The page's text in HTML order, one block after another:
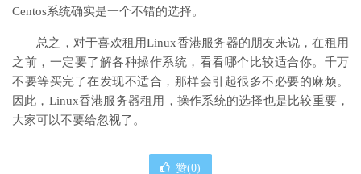
Centos系统确实是一个不错的选择。
总之，对于喜欢租用Linux香港服务器的朋友来说，在租用
之前，一定要了解各种操作系统，看看哪个比较适合你。千万
不要等买完了在发现不适合，那样会引起很多不必要的麻烦。
因此，Linux香港服务器租用，操作系统的选择也是比较重要，
大家可以不要给忽视了。
赞(0)